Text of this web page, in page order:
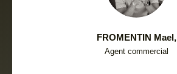
FROMENTIN Mael,
Agent commercial